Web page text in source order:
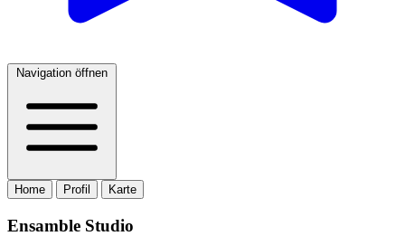
Navigation öffnen
Home Profil Karte
Ensamble Studio